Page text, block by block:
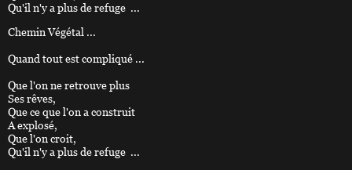
Qu'il n'y a plus de refuge ...
Chemin Végétal ...
Quand tout est compliqué ...
Que l'on ne retrouve plus
Ses rêves,
Que ce que l'on a construit
A explosé,
Que l'on croit,
Qu'il n'y a plus de refuge ...